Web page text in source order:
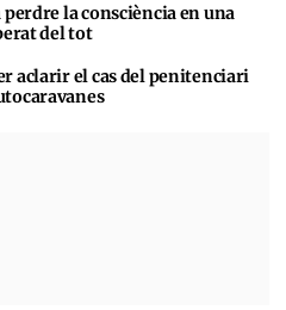
la consciència en una
del tot
aclarir el cas del penitenciari